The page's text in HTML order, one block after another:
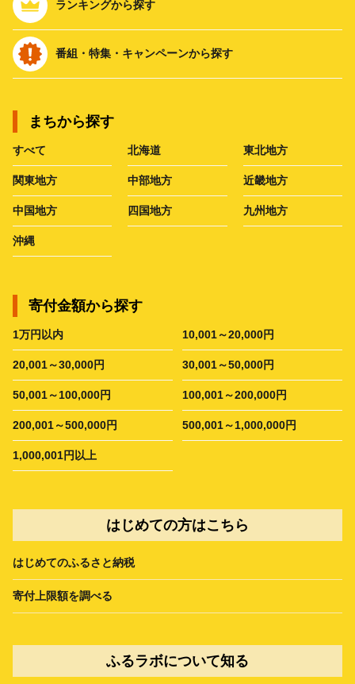
ランキングから探す
番組・特集・キャンペーンから探す
まちから探す
すべて 北海道 東北地方
関東地方 中部地方 近畿地方
中国地方 四国地方 九州地方
沖縄
寄付金額から探す
1万円以内 10,001～20,000円
20,001～30,000円 30,001～50,000円
50,001～100,000円 100,001～200,000円
200,001～500,000円 500,001～1,000,000円
1,000,001円以上
はじめての方はこちら
はじめてのふるさと納税
寄付上限額を調べる
ふるラボについて知る